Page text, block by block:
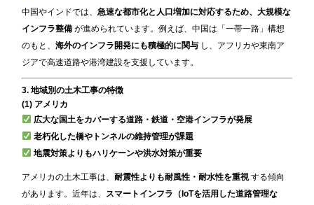
中国やインドでは、急速な都市化と人口増加に対応するため、大規模な
インフラ整備 が進められています。例えば、中国は「一帯一路」構想
のもと、海外のインフラ開発にも積極的に関与 し、アフリカや東南ア
ジアで高速道路や港湾建設を支援しています。
3. 地域別の土木工事の特徴
(1) アメリカ
広大な国土をカバーする道路・鉄道・空港インフラが発展
老朽化した橋やトンネルの維持管理が課題
地震対策よりもハリケーンや洪水対策が重要
アメリカの土木工事は、耐震性よりも耐風性・耐水性を重視する傾向
があります。近年は、 スマートインフラ（IoTを活用した道路管理な